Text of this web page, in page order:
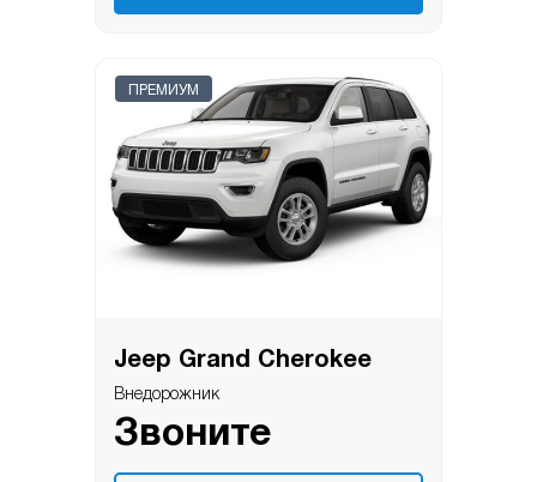
ПРЕМИУМ
Jeep Grand Cherokee
Внедорожник
Звоните